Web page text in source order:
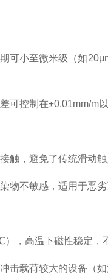
小至微米级（如
控制在±0.01mm/m以
，避免了传统滑动触
不敏感，适用于恶劣
高温下磁性稳定，不
载荷较大的设备（如